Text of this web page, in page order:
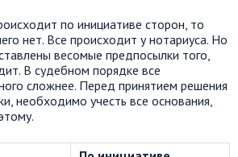
по инициативе сторон, то
нет. Все происходит у нотариуса. Но
весомые предпосылки того,
В судебном порядке все
сложнее. Перед принятием решения
необходимо учесть все основания,